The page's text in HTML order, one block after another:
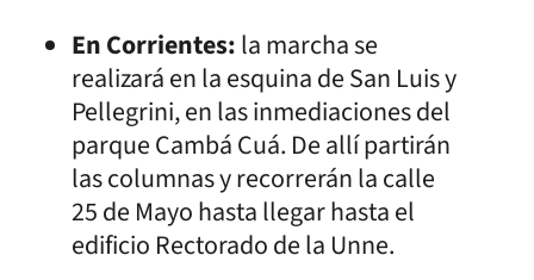
En Corrientes:la marcha se
realizará en la esquina de San Luis y
Pellegrini, en las inmediaciones del
parque Cambá Cuá. De allí partirán
las columnas y recorrerán la calle
25 de Mayo hasta llegar hasta el
edificio Rectorado de la Unne.